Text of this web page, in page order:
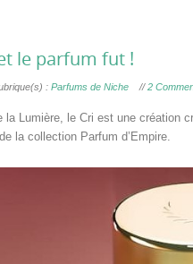
le parfum fut !
: Parfums de Niche //2
la Lumière, le Cri est une création
la collection Parfum d’Empire.